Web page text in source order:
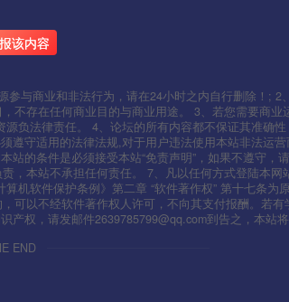
该内容
与商业和非法行为，请在24小时之内自行删除！; 2
存在任何商业目的与商业用途。 3、若您需要商业
负法律责任。 4、论坛的所有内容都不保证其准确
守适用的法律法规,对于用户违法使用本站非法运
的条件是必须接受本站“免责声明”，如果不遵守，
，本站不承担任何责任。 7、凡以任何方式登陆本网
机软件保护条例》第二章 “软件著作权” 第十七条为
可以不经软件著作权人许可，不向其支付报酬。若
权，请发邮件2639785799@qq.com到告之，本站将
END